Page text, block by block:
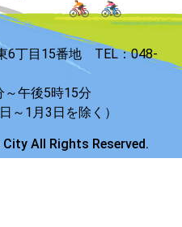
6丁目15番地 TEL：048-
～午後5時15分
～1月3日を除く）
All Rights Reserved.